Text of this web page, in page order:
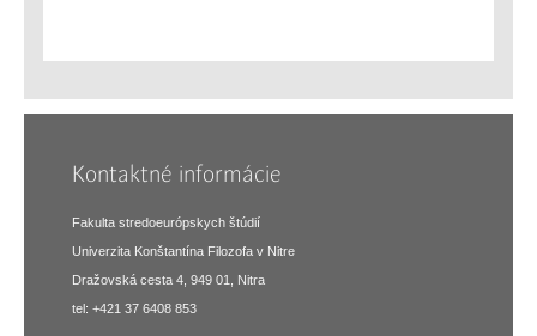
Kontaktné informácie
Fakulta stredoeurópskych štúdií
Univerzita Konštantína Filozofa v Nitre
Dražovská cesta 4, 949 01, Nitra
tel: +421 37 6408 853